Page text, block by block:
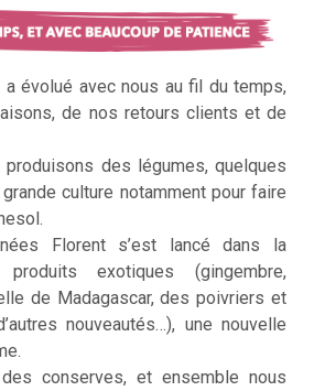
a évolué avec nous au fil du temps,
de nos retours clients et de
produisons des légumes, quelques
culture notamment pour faire
Florent s’est lancé dans la
exotiques (gingembre,
de Madagascar, des poivriers et
nouveautés…), une nouvelle
conserves, et ensemble nous